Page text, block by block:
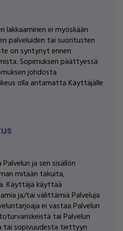
lakkaaminen ei myöskään
palveluiden tai suoritusten
on syntynyt ennen
Sopimuksen päättyessä
johdosta
olla antamatta Käyttäjälle
ja sen sisällön
mitään takuita,
Käyttäjä käyttää
ja/tai välittämiä Palveluja
ei vastaa Palvelun
tai Palvelun
tai sopivuudesta tiettyyn